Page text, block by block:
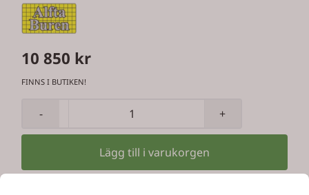
10 850 kr
FINNS I BUTIKEN!
- +
Lägg till i varukorgen